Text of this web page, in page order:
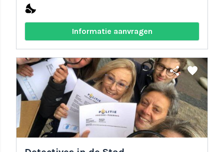
nights_stay
Informatie aanvragen
share favorite